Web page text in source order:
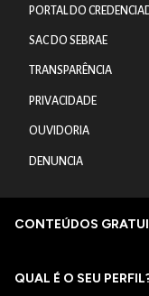
PORTAL DO
SAC DO SEBRAE
TRANSPARÊNCIA
PRIVACIDADE
OUVIDORIA
DENUNCIA
CONTEÚDOS
QUAL É O SEU